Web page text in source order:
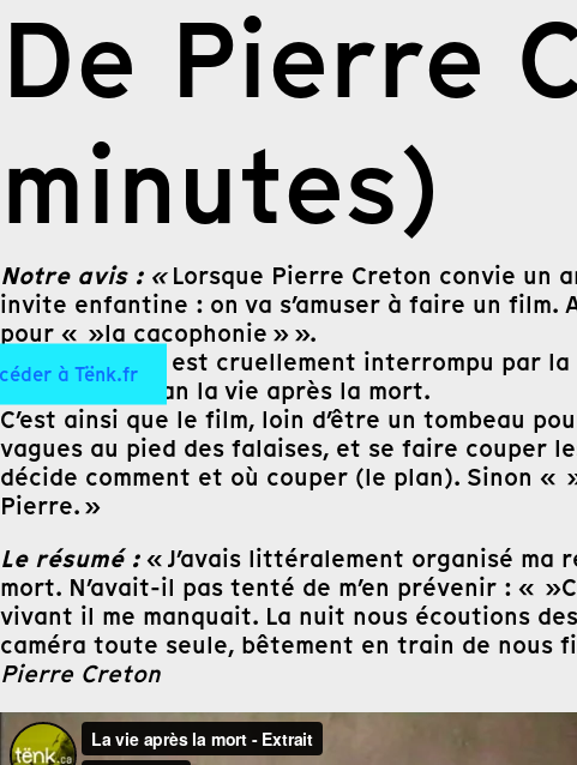
à Tënk.fr
De Pierre
minutes)
Notre avis :«Lorsque Pierre Creton convie un
invite enfantine : on va s’amuser à faire un film.
pour « »la cacophonie » ».
Lorsque le jeu est cruellement interrompu par
accordée à Jean la vie après la mort.
C’est ainsi que le film, loin d’être un tombeau
vagues au pied des falaises, et se faire couper
décide comment et où couper (le plan). Sinon «
Pierre. »
Le résumé :« J’avais littéralement organisé ma
mort. N’avait-il pas tenté de m’en prévenir : «
vivant il me manquait. La nuit nous écoutions
caméra toute seule, bêtement en train de nous
Pierre Creton